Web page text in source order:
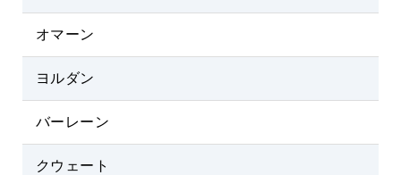
オマーン
ヨルダン
バーレーン
クウェート